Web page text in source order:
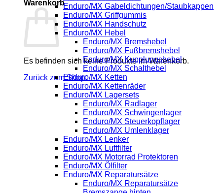
Warenkorb
Es befinden sich keine Produkte im Warenkorb.
Zurück zum Shop
Enduro/MX Gabeldichtungen/Staubkappen
Enduro/MX Griffgummis
Enduro/MX Handschutz
Enduro/MX Hebel
Enduro/MX Bremshebel
Enduro/MX Fußbremshebel
Enduro/MX Kupplungshebel
Enduro/MX Schalthebel
Enduro/MX Ketten
Enduro/MX Kettenräder
Enduro/MX Lagersets
Enduro/MX Radlager
Enduro/MX Schwingenlager
Enduro/MX Steuerkopflager
Enduro/MX Umlenklager
Enduro/MX Lenker
Enduro/MX Luftfilter
Enduro/MX Motorrad Protektoren
Enduro/MX Ölfilter
Enduro/MX Reparatursätze
Enduro/MX Reparatursätze